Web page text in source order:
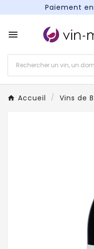
Paiement
Paiement

Accueil Vins de